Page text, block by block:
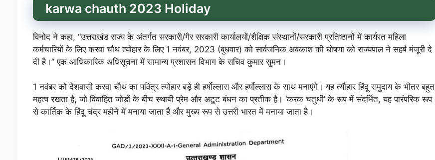
karwa chauth 2023 Holiday
विनोद ने कहा, “उत्तराखंड राज्य के अंतर्गत सरकारी/गैर सरकारी कार्यालयों/शैक्षिक संस्थानों/सरकारी प्रतिष्ठानों में कार्यरत महिला
कर्मचारियों के लिए करवा चौथ त्योहार के लिए 1 नवंबर, 2023 (बुधवार) को सार्वजनिक अवकाश की घोषणा को राज्यपाल ने सहर्ष मंजूरी दे
दी है।” एक आधिकारिक अधिसूचना में सामान्य प्रशासन विभाग के सचिव कुमार सुमन।
1 नवंबर को देशवासी करवा चौथ का पवित्र त्योहार बड़े ही हर्षोल्लास और हर्षोल्लास के साथ मनाएंगे। यह त्यौहार हिंदू समुदाय के भीतर बहुत
महत्व रखता है, जो विवाहित जोड़ों के बीच स्थायी प्रेम और अटूट बंधन का प्रतीक है। ‘करक चतुर्थी’ के रूप में संदर्भित, यह पारंपरिक रूप
से कार्तिक के हिंदू चंद्र महीने में मनाया जाता है और मुख्य रूप से उत्तरी भारत में मनाया जाता है।